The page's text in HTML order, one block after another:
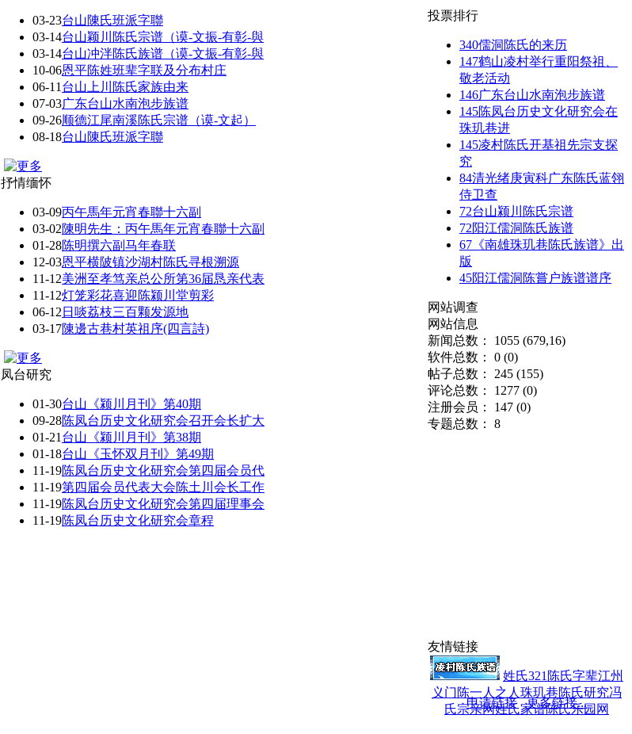
03-23台山陳氏班派字聯
03-14台山颖川陈氏宗谱（谟-文振-有彰-與
03-14台山冲泮陈氏族谱（谟-文振-有彰-與
10-06恩平陈姓班辈字联及分布村庄
06-11 台山上川陈氏家族由来
07-03广东台山水南泡步族谱
09-26顺德江尾南溪陈氏宗谱（谟-文起）
08-18台山陳氏班派字聯
抒情缅怀
03-09丙午馬年元宵春聯十六副
03-02陳明先生：丙午馬年元宵春聯十六副
01-28陈明撰六副马年春联
12-03恩平横陂镇沙湖村陈氏寻根溯源
11-12美洲至孝笃亲总公所第36届恳亲代表
11-12灯笼彩花喜迎陈颍川堂剪彩
06-12 日啖荔枝三百颗发源地
03-17陳邊古巷村英祖序(四言詩)
凤台研究
01-30台山《颍川月刊》第40期
09-28陈凤台历史文化研究会召开会长扩大
01-21 台山《颍川月刊》第38期
01-18台山《玉怀双月刊》第49期
11-19陈凤台历史文化研究会第四届会员代
11-19第四届会员代表大会陈土川会长工作
11-19陈凤台历史文化研究会第四届理事会
11-19陈凤台历史文化研究会章程
投票排行
340儒洞陈氏的来历
147鹤山凌村举行重阳祭祖、
敬老活动
146广东台山水南泡步族谱
145陈凤台历史文化研究会在
珠玑巷进
145凌村陈氏开基祖先宗支探
究
84清光绪庚寅科广东陈氏蓝翎
侍卫查
72台山颍川陈氏宗谱
72阳江儒洞陈氏族谱
67 《南雄珠玑巷陈氏族谱》出
版
45阳江儒洞陈嘗户族谱谱序
网站调查
网站信息
新闻总数： 1055 (679,16)
软件总数： 0 (0)
帖子总数： 245 (155)
评论总数： 1277 (0)
注册会员： 147 (0)
专题总数： 8
友情链接
姓氏321 陈氏字辈江州
义门陈一人之人 珠玑巷陈氏研究冯
氏宗亲网姓氏家谱陈氏乐园网
申请链接 更多链接...